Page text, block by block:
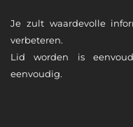
Je zult waardevolle
verbeteren.
Lid worden is
eenvoudig.